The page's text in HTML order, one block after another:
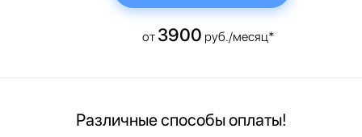
от 3900 руб./месяц*
Различные способы оплаты!